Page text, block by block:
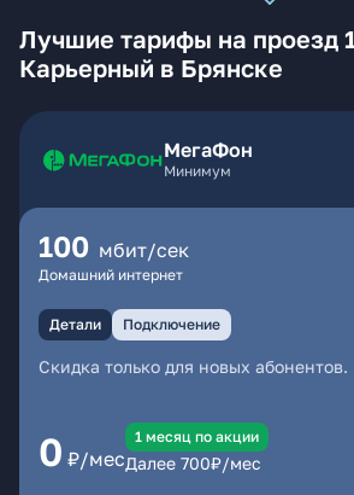
Лучшие тарифы на проезд
Карьерный в Брянске
МегаФон
Минимум
100 мбит/сек
Домашний интернет
Детали Подключение
Скидка только для новых абонентов.
0 ₽/мес
1 месяц по акции
Далее 700₽/мес